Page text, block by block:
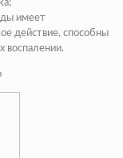
имеет
действие, способны
воспалении.